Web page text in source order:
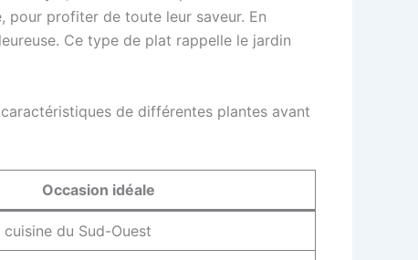
pour profiter de toute leur saveur. En
Ce type de plat rappelle le jardin
de différentes plantes avant
Occasion idéale
du Sud-Ouest